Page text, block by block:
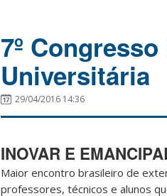
7º
Universitária
29/04/2016 14:36
INOVAR E
Maior encontro brasileiro de
professores, técnicos e alunos